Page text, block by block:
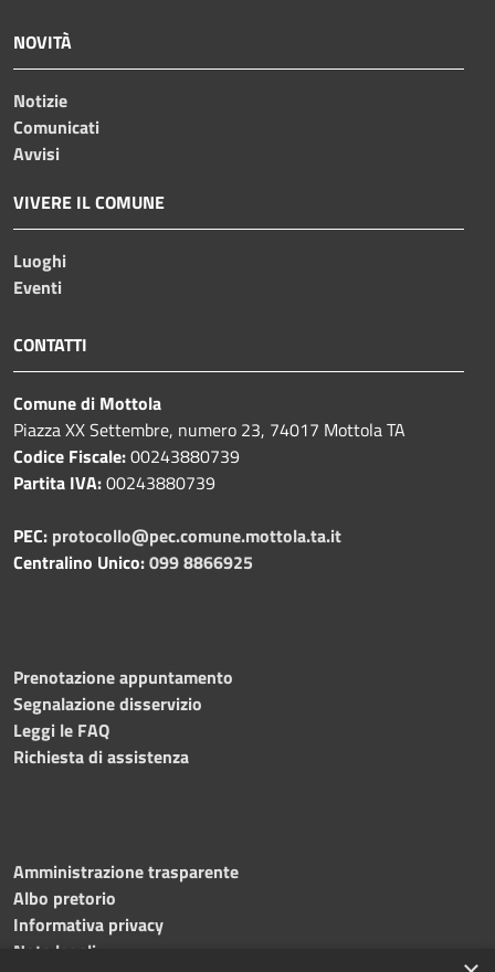
NOVITÀ
Notizie
Comunicati
Avvisi
VIVERE IL COMUNE
Luoghi
Eventi
CONTATTI
Comune di Mottola
Piazza XX Settembre, numero 23, 74017 Mottola TA
Codice Fiscale:00243880739
Partita IVA:00243880739
PEC: protocollo@pec.comune.mottola.ta.it
Centralino Unico:099 8866925
Prenotazione appuntamento
Segnalazione disservizio
Leggi le FAQ
Richiesta di assistenza
Amministrazione trasparente
Albo pretorio
Informativa privacy
Note legali